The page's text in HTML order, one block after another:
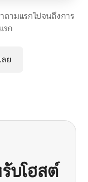
ามแรก ไปจนถึงการ
รก
ลย
บโฮสต์